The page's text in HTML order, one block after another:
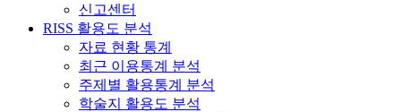
신고센터
RISS 활용도 분석
자료 현황 통계
최근 이용통계 분석
주제별 활용통계 분석
학술지 활용도 분석